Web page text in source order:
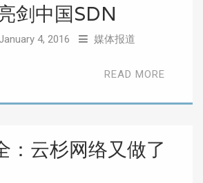
剑中国SDN
January 4, 2016 媒体报道
READ MORE
：云杉网络又做了